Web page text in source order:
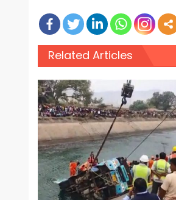
Related Articles